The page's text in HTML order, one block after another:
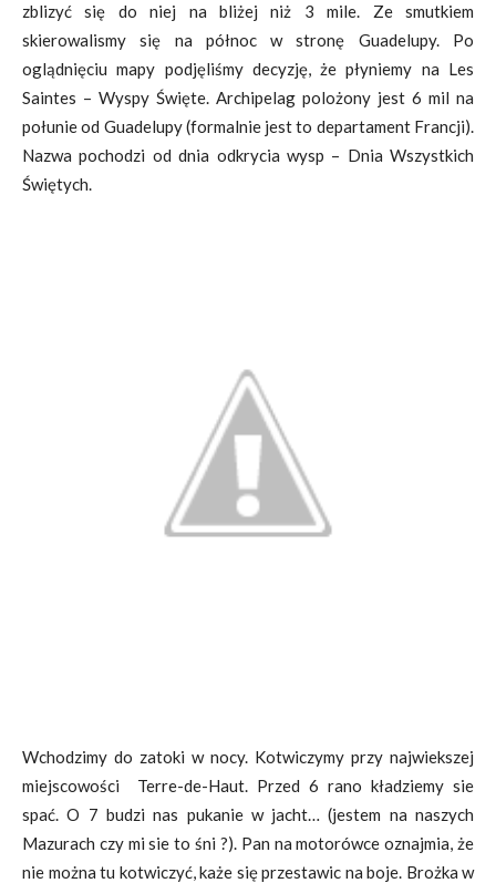
zblizyć się do niej na bliżej niż 3 mile. Ze smutkiem
skierowalismy się na północ w stronę Guadelupy. Po
oglądnięciu mapy podjęliśmy decyzję, że płyniemy na Les
Saintes – Wyspy Święte. Archipelag polożony jest 6 mil na
połunie od Guadelupy (formalnie jest to departament Francji).
Nazwa pochodzi od dnia odkrycia wysp – Dnia Wszystkich
Świętych.
Wchodzimy do zatoki w nocy. Kotwiczymy przy najwiekszej
miejscowości Terre-de-Haut. Przed 6 rano kładziemy sie
spać. O 7 budzi nas pukanie w jacht… (jestem na naszych
Mazurach czy mi sie to śni ?). Pan na motorówce oznajmia, że
nie można tu kotwiczyć, każe się przestawic na boje. Brożka w